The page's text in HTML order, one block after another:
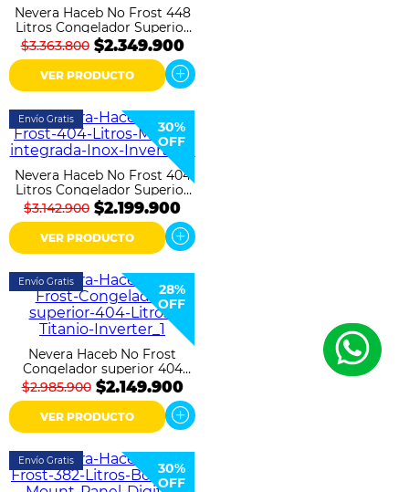
Nevera Haceb No Frost 448
Litros Congelador Superior
Inox Inverter
$3.363.800 $2.349.900
VER PRODUCTO
Envío Gratis
30%
OFF
Nevera Haceb No Frost 404
Litros Congelador Superior
Inox Inverter
$3.142.900 $2.199.900
VER PRODUCTO
Envío Gratis
28%
OFF
Nevera Haceb No Frost
Congelador superior 404
Litros Titanio Inverter
$2.985.900 $2.149.900
VER PRODUCTO
Envío Gratis
30%
OFF